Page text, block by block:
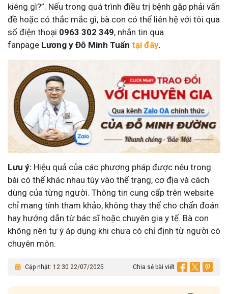
kiêng gì?”. Nếu trong quá trình điều trị bệnh gặp phải vấn
đề hoặc có thắc mắc gì, bà con có thể liên hệ với tôi qua
số điện thoại 0963 302 349, nhắn tin qua
fanpage Lương y Đỗ Minh Tuấn tại đây.
Lưu ý: Hiệu quả của các phương pháp được nêu trong
bài có thể khác nhau tùy vào thể trạng, cơ địa và cách
dùng của từng người. Thông tin cung cấp trên website
chỉ mang tính tham khảo, không thay thế cho chẩn đoán
hay hướng dẫn từ bác sĩ hoặc chuyên gia y tế. Bà con
không nên tự ý áp dụng khi chưa có chỉ định từ người có
chuyên môn.
Cập nhật: 12:30 22/07/2025 Chia sẻ bài viết